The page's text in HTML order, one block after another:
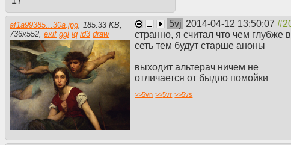
af1a99385...30a.jpg 185.33 KB
736x552 exif ggl iq id3 draw
5vj 2014-04-12 13:50:07
странно, я считал что чем глубже в
сеть тем будут старше аноны
выходит альтерач ничем не
отличается от быдло помойки
>>5vn >>5vr >>5vs